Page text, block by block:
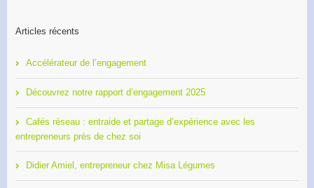
Articles récents
Accélérateur de l’engagement
Découvrez notre rapport d’engagement 2025
Cafés réseau : entraide et partage d’expérience avec les
entrepreneurs près de chez soi
Didier Amiel, entrepreneur chez Misa Légumes